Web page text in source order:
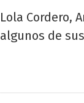
Lola Cordero,
algunos de